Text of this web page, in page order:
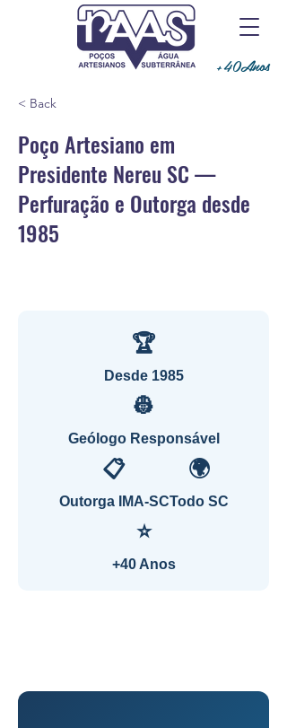
+40Anos
< Back
Poço Artesiano em
Presidente Nereu SC —
Perfuração e Outorga desde
1985
🏆
Desde 1985
👷
Geólogo Responsável
📋
Outorga IMA-SC
🌍
Todo SC
⭐
+40 Anos